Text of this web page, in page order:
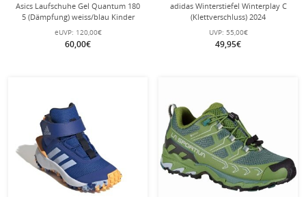
Asics Laufschuhe Gel Quantum 180
5 (Dämpfung) weiss/blau Kinder
eUVP: 120,00€
60,00€
adidas Winterstiefel Winterplay C
(Klettverschluss) 2024
dunkelblau/grün Kinder
UVP: 55,00€
49,95€